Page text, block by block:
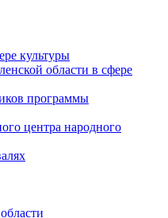
культуры
области в сфере
программы
центра народного